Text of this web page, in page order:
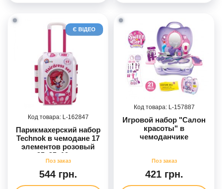
Є ВІДЕО
162847
Парикмахерский набор
Technok в чемодане 17
элементов розовый
25х35х16 см
544 грн.
157887
Игровой набор "Салон
красоты" в
чемоданчике
421 грн.